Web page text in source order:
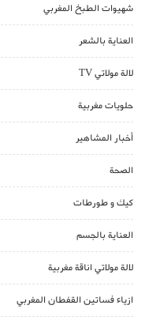
شهيوات الطبخ المغربي
العناية بالشعر
لالة مولاتي TV
حلويات مغربية
أخبار المشاهير
الصحة
كيك و طورطات
العناية بالجسم
لالة مولاتي اناقة مغربية
ازياء فساتين القفطان المغربي